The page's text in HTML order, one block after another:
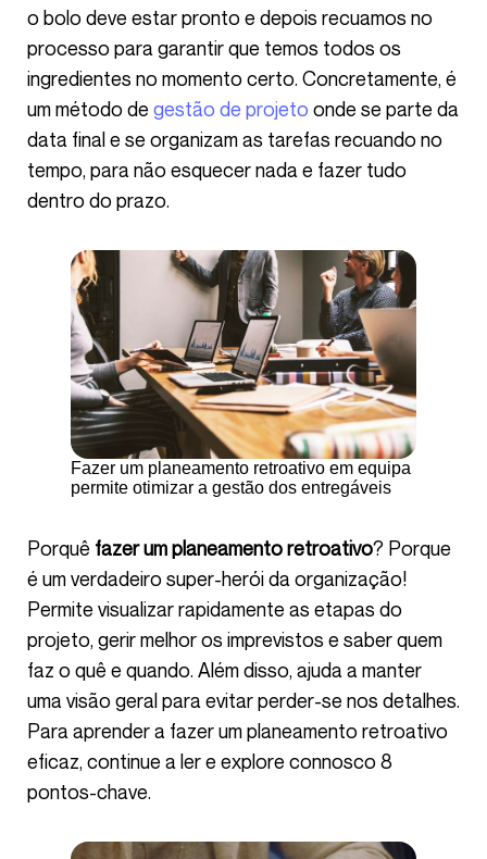
o bolo deve estar pronto e depois recuamos no
processo para garantir que temos todos os
ingredientes no momento certo. Concretamente, é
um método de gestão de projeto onde se parte da
data final e se organizam as tarefas recuando no
tempo, para não esquecer nada e fazer tudo
dentro do prazo.
Fazer um planeamento retroativo em equipa
permite otimizar a gestão dos entregáveis
Porquê fazer um planeamento retroativo? Porque
é um verdadeiro super-herói da organização!
Permite visualizar rapidamente as etapas do
projeto, gerir melhor os imprevistos e saber quem
faz o quê e quando. Além disso, ajuda a manter
uma visão geral para evitar perder-se nos detalhes.
Para aprender a fazer um planeamento retroativo
eficaz, continue a ler e explore connosco 8
pontos-chave.